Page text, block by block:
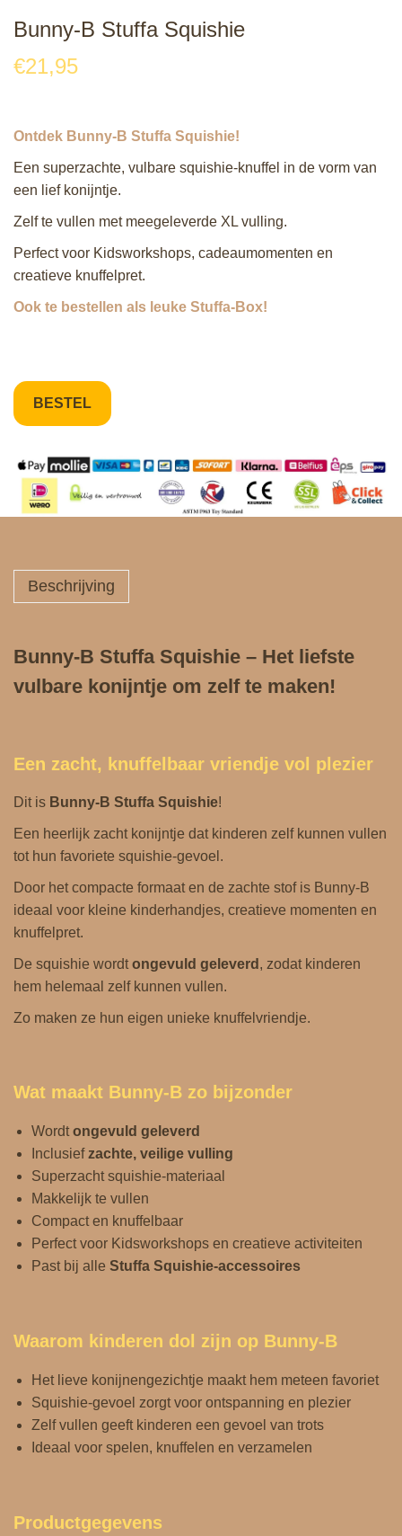
Bunny-B Stuffa Squishie
€21,95
Ontdek Bunny‑B Stuffa Squishie!
Een superzachte, vulbare squishie‑knuffel in de vorm van
een lief konijntje.
Zelf te vullen met meegeleverde XL vulling.
Perfect voor Kidsworkshops, cadeaumomenten en
creatieve knuffelpret.
Ook te bestellen als leuke Stuffa-Box!
BESTEL
Beschrijving
Bunny‑B Stuffa Squishie – Het liefste
vulbare konijntje om zelf te maken!
Een zacht, knuffelbaar vriendje vol plezier
Dit is Bunny‑B Stuffa Squishie!
Een heerlijk zacht konijntje dat kinderen zelf kunnen vullen
tot hun favoriete squishie‑gevoel.
Door het compacte formaat en de zachte stof is Bunny‑B
ideaal voor kleine kinderhandjes, creatieve momenten en
knuffelpret.
De squishie wordtongevuld geleverd , zodat kinderen
hem helemaal zelf kunnen vullen.
Zo maken ze hun eigen unieke knuffelvriendje.
Wat maakt Bunny‑B zo bijzonder
Wordtongevuld geleverd
Inclusiefzachte, veilige vulling
Superzacht squishie‑materiaal
Makkelijk te vullen
Compact en knuffelbaar
Perfect voor Kidsworkshops en creatieve activiteiten
Past bij alle Stuffa Squishie‑accessoires
Waarom kinderen dol zijn op Bunny‑B
Het lieve konijnengezichtje maakt hem meteen favoriet
Squishie‑gevoel zorgt voor ontspanning en plezier
Zelf vullen geeft kinderen een gevoel van trots
Ideaal voor spelen, knuffelen en verzamelen
Productgegevens